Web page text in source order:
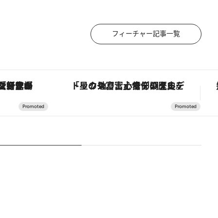
フィーチャー記事一覧
ヴァシュロン・コンスタンタン「オーヴァーシーズ・オートマティック」。旅愛好家のお気に入りコレクションから、ジェンダーレスな新作が登場 「星のや富士」でデジタルデトックス。冨士信仰の歴史を辿り、心身を調える。